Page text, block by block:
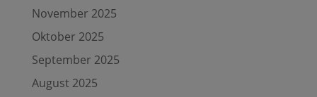
November 2025
Oktober 2025
September 2025
August 2025